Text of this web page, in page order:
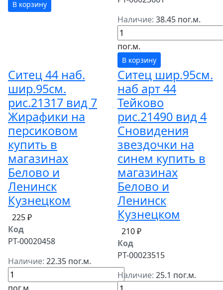
В корзину
Наличие: 38.45 пог.м.
пог.м.
В корзину
Ситец 44 наб.
шир.95см.
рис.21317 вид 7
Жирафики на
персиковом
купить в
магазинах
Белово и
Ленинск
Кузнецком
225 ₽
Код
РТ-00020458
Наличие: 22.35 пог.м.
Ситец шир.95см.
наб арт 44
Тейково
рис.21490 вид 4
Сновидения
звездочки на
синем купить в
магазинах
Белово и
Ленинск
Кузнецком
210 ₽
Код
РТ-00023515
Наличие: 25.1 пог.м.